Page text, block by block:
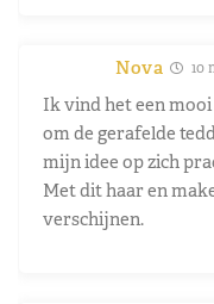
Nova 10
Ik vind het een
om de gerafelde
mijn idee op zich
Met dit haar en
verschijnen.